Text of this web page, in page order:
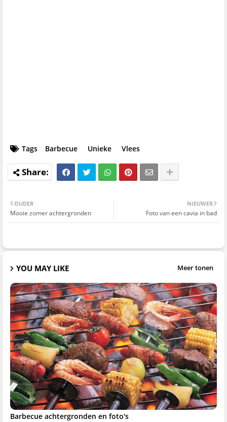
Tags Barbecue Unieke Vlees
NIEUWER
Foto van een cavia in bad
OUDER
Mooie zomer achtergronden
YOU MAY LIKE Meer tonen
Barbecue achtergronden en foto's